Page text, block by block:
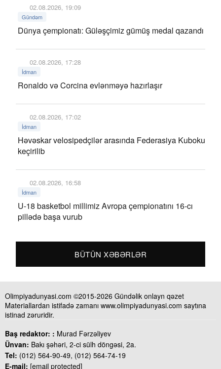
02.08.2026, 19:09
Gündəm
Dünya çempionatı: Güləşçimiz gümüş medal qazandı
02.08.2026, 17:28
İdman
Ronaldo və Corcina evlənməyə hazırlaşır
02.08.2026, 17:02
İdman
Həvəskar velosipedçilər arasında Federasiya Kuboku
keçirilib
02.08.2026, 16:58
İdman
U-18 basketbol millimiz Avropa çempionatını 16-cı
pillədə başa vurub
BÜTÜN XƏBƏRLƏR
Olimpiyadunyasi.com ©2015-2026 Gündəlik onlayn qəzet
Materiallardan istifadə zamanı www.olimpiyadunyasi.com saytına
istinad zəruridir.
Baş redaktor: : Murad Fərzəliyev
Ünvan: Bakı şəhəri, 2-ci sülh döngəsi, 2a.
Tel: (012) 564-90-49, (012) 564-74-19
E-mail: [email protected]